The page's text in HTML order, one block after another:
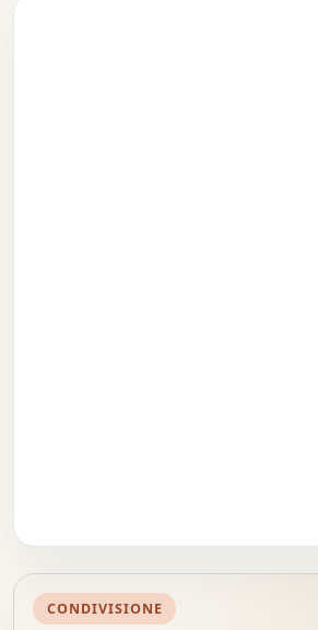
CONDIVISIONE